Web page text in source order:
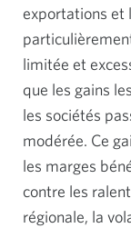
exportations et
limitée et
que les gains
les sociétés
modérée. Ce
les marges
contre les
régionale, la